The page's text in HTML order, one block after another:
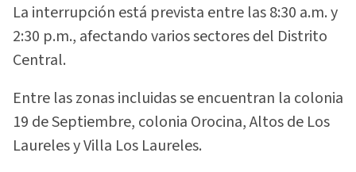
La interrupción está prevista entre las 8:30 a.m. y
2:30 p.m., afectando varios sectores del Distrito
Central.
Entre las zonas incluidas se encuentran la colonia
19 de Septiembre, colonia Orocina, Altos de Los
Laureles y Villa Los Laureles.